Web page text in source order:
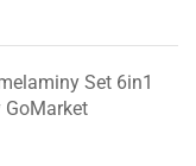
Set 6in1
GoMarket